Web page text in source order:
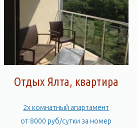
Отдых Ялта, квартира
2х комнатный апартамент
от 8000 руб/сутки за номер